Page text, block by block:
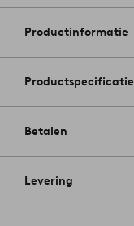
Productinformatie
Productspecificatie
Betalen
Levering